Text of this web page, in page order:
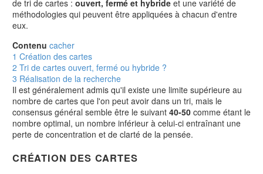
de tri de cartes : ouvert, fermé et hybride et une variété de
méthodologies qui peuvent être appliquées à chacun d'entre
eux.
Contenu cacher
1 Création des cartes
2 Tri de cartes ouvert, fermé ou hybride ?
3 Réalisation de la recherche
Il est généralement admis qu'il existe une limite supérieure au
nombre de cartes que l'on peut avoir dans un tri, mais le
consensus général semble être le suivant 40-50 comme étant le
nombre optimal, un nombre inférieur à celui-ci entraînant une
perte de concentration et de clarté de la pensée.
CRÉATION DES CARTES